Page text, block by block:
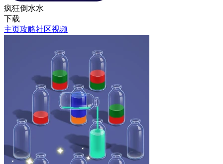
疯狂倒水水
下载
主页攻略社区视频